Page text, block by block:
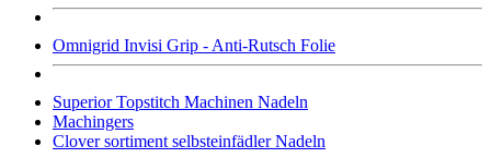
Omnigrid Invisi Grip - Anti-Rutsch Folie
Superior Topstitch Machinen Nadeln
Machingers
Clover sortiment selbsteinfädler Nadeln